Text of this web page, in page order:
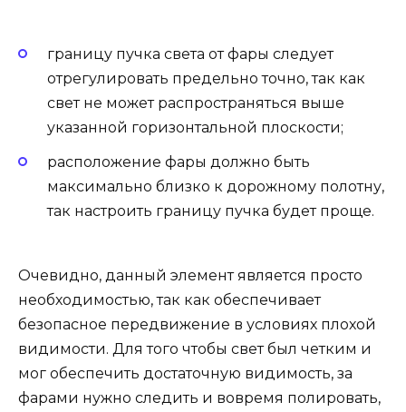
границу пучка света от фары следует
отрегулировать предельно точно, так как
свет не может распространяться выше
указанной горизонтальной плоскости;
расположение фары должно быть
максимально близко к дорожному полотну,
так настроить границу пучка будет проще.
Очевидно, данный элемент является просто
необходимостью, так как обеспечивает
безопасное передвижение в условиях плохой
видимости. Для того чтобы свет был четким и
мог обеспечить достаточную видимость, за
фарами нужно следить и вовремя полировать,